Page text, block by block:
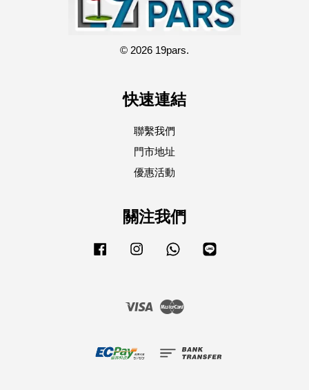
© 2026 19pars.
快速連結
聯繫我們
門市地址
優惠活動
關注我們
Facebook Instagram Whatsapp
Visa